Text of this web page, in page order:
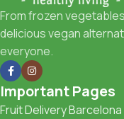
From frozen
delicious vegan
everyone.
Important Pages
Fruit Delivery Barcelona